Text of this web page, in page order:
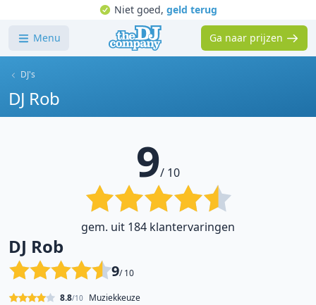
Niet goed, geld terug
Menu Ga naar prijzen
DJ's
DJ Rob
9/ 10
gem. uit 184 klantervaringen
DJ Rob
9/ 10
Muziekkeuze
8.8/10